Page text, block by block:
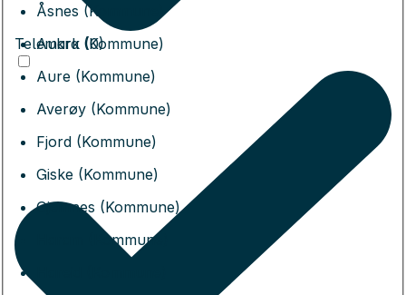
Åsnes (Kommune)
Aukra (Kommune)
Aure (Kommune)
Averøy (Kommune)
Fjord (Kommune)
Giske (Kommune)
Gjemnes (Kommune)
Haram (Kommune)
Telemark (0)